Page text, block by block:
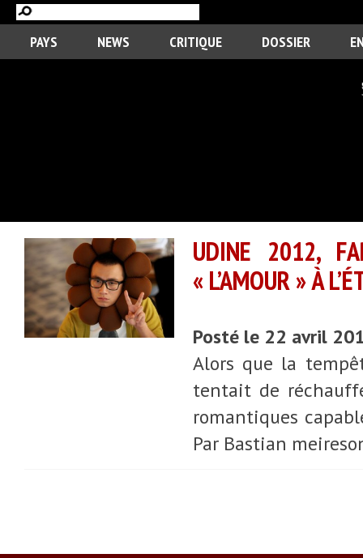
PAYS NEWS CRITIQUE DOSSIER
UDINE 2012,
« L’AMOUR » À
Posté le 22 avril
Alors que la
tentait de
romantiques
Par Bastian